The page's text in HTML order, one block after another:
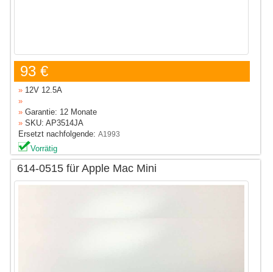
93 €
» 12V 12.5A
»
» Garantie: 12 Monate
» SKU: AP3514JA
Ersetzt nachfolgende:A1993
Vorrätig
614-0515 für Apple Mac Mini